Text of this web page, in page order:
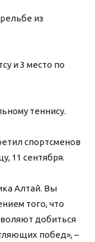
из
и 3 место по
теннису.
спортсменов
11 сентября.
Алтай. Вы
того, что
добиться
побед», –